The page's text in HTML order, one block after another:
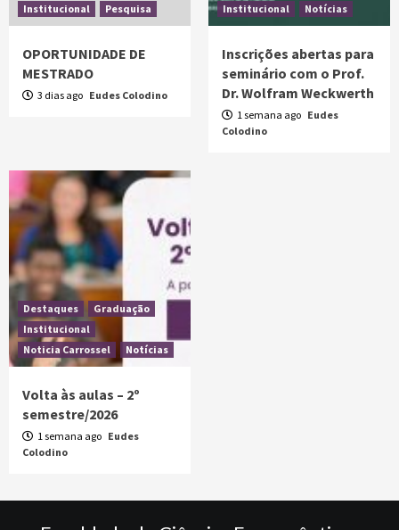
Institucional Pesquisa
OPORTUNIDADE DE
MESTRADO
3 dias ago Eudes Colodino
Institucional Notícias
Inscrições abertas para
seminário com o Prof.
Dr. Wolfram Weckwerth
1 semana ago Eudes
Colodino
Destaques
Graduação
Institucional
Noticia Carrossel
Notícias
Volta às aulas – 2º
semestre/2026
1 semana ago Eudes
Colodino